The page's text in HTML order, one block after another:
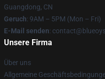
Guangdong, CN
Geruch: 9AM – 5PM (Mon – Fri)
E-Mail senden:
Unsere Firma
Über uns
Allgemeine